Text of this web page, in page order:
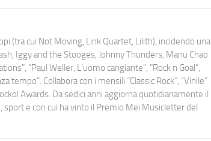
(tra cui Not Moving, Link Quartet, Lilith), incidendo una
Iggy and the Stooges, Johnny Thunders, Manu Chao
"Paul Weller, L’uomo cangiante", "Rock n Goal",
tempo". Collabora con i mensili “Classic Rock”, "Vinile"
Awards. Da sedici anni aggiorna quotidianamente il
e con cui ha vinto il Premio Mei Musicletter del